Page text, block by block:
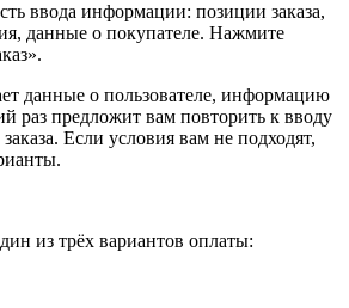
ввода информации: позиции заказа,
данные о покупателе. Нажмите
данные о пользователе, информацию
раз предложит вам повторить к вводу
Если условия вам не подходят,
из трёх вариантов оплаты: